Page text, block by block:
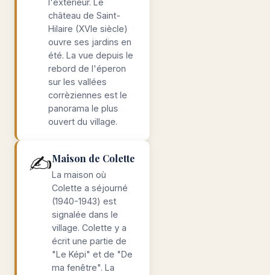
l'extérieur. Le
château de Saint-
Hilaire (XVIe siècle)
ouvre ses jardins en
été. La vue depuis le
rebord de l'éperon
sur les vallées
corrèziennes est le
panorama le plus
ouvert du village.
✍️Maison de Colette
La maison où
Colette a séjourné
(1940-1943) est
signalée dans le
village. Colette y a
écrit une partie de
"Le Képi" et de "De
ma fenêtre". La